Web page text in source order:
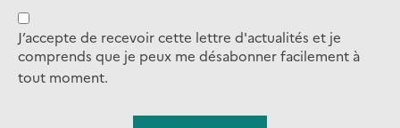
J’accepte de recevoir cette lettre d'actualités et je
comprends que je peux me désabonner facilement à
tout moment.